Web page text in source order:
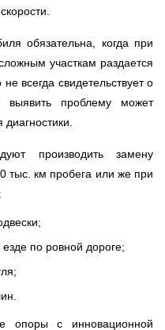
обязательна, когда при
участкам раздается
всегда свидетельствует о
выявить проблему может
производить замену
тыс. км пробега или же при
по ровной дороге;
опоры с инновационной